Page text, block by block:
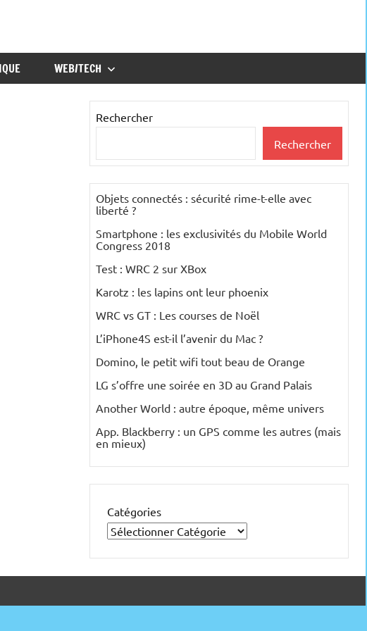
WEB/TECH
Rechercher
Rechercher
Objets connectés : sécurité rime-t-elle avec
liberté ?
Smartphone : les exclusivités du Mobile World
Congress 2018
Test : WRC 2 sur XBox
Karotz : les lapins ont leur phoenix
WRC vs GT : Les courses de Noël
L’iPhone4S est-il l’avenir du Mac ?
Domino, le petit wifi tout beau de Orange
LG s’offre une soirée en 3D au Grand Palais
Another World : autre époque, même univers
App. Blackberry : un GPS comme les autres (mais
en mieux)
Catégories